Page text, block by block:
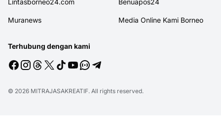
Lintasborneo24.com Benuapos24
Muranews Media Online Kami Borneo
Terhubung dengan kami
© 2026 MITRAJASAKREATIF. All rights reserved.